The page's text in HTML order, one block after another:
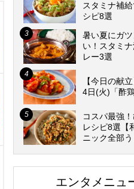
スタミナ補
シピ8選
暑い夏にガ
い！スタミ
レー3選
【今日の献
4日(火)「酢鶏
コスパ最強
レシピ8選【
ニック全部う
エンタメニュ